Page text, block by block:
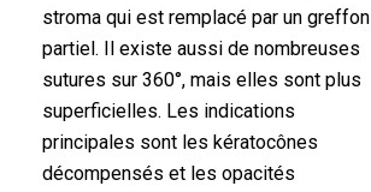
stroma qui est remplacé par un greffon
partiel. Il existe aussi de nombreuses
sutures sur 360°, mais elles sont plus
superficielles. Les indications
principales sont les kératocônes
décompensés et les opacités